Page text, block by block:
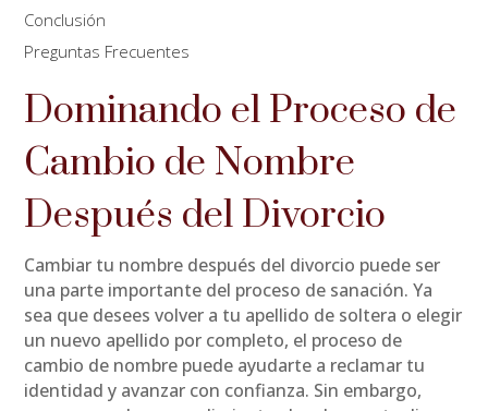
Conclusión
Preguntas Frecuentes
Dominando el Proceso de
Cambio de Nombre
Después del Divorcio
Cambiar tu nombre después del divorcio puede ser
una parte importante del proceso de sanación. Ya
sea que desees volver a tu apellido de soltera o elegir
un nuevo apellido por completo, el proceso de
cambio de nombre puede ayudarte a reclamar tu
identidad y avanzar con confianza. Sin embargo,